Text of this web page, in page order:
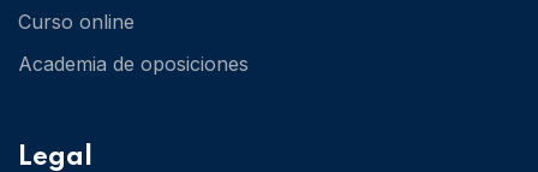
Curso online
Academia de oposiciones
Legal